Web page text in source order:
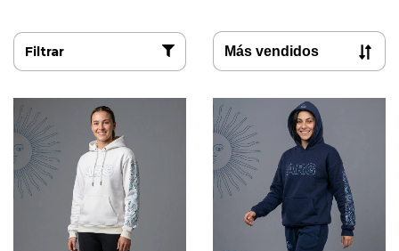
Filtrar